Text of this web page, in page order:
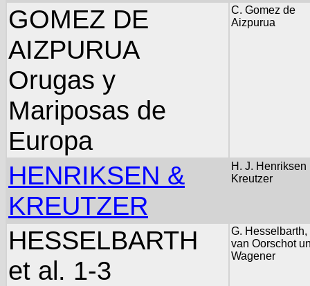
GOMEZ DE
AIZPURUA
Orugas y
Mariposas de
Europa
C. Gomez de
Aizpurua
HENRIKSEN &
KREUTZER
H. J. Henriksen
Kreutzer
HESSELBARTH
et al. 1-3
G. Hesselbarth,
van Oorschot
Wagener